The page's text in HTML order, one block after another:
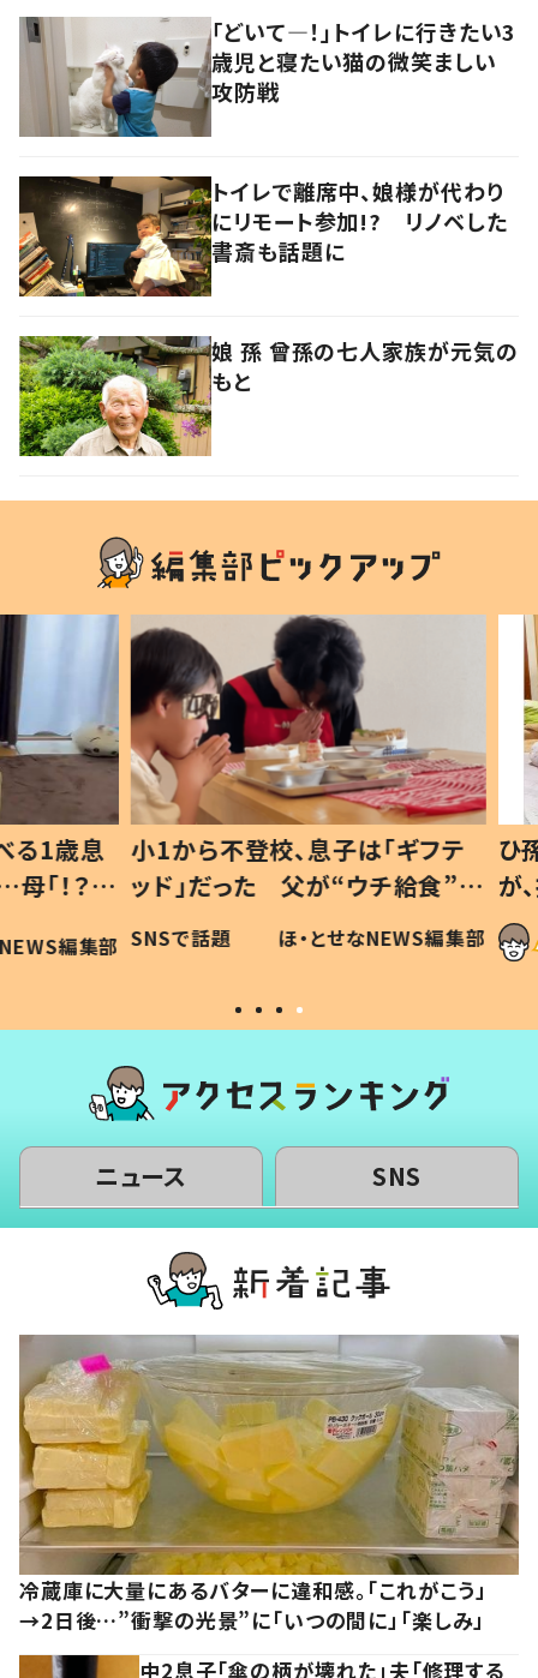
「どいて―！」トイレに行きたい3
歳児と寝たい猫の微笑ましい
攻防戦
トイレで離席中、娘様が代わり
にリモート参加!? リノベした
書斎も話題に
娘 孫 曾孫の七人家族が元気の
もと
歳息
？」
編集部
小1から不登校、息子は「ギフテ
ッド」だった 父が“ウチ給食”を
作り続ける理由とは #令和の親
#令和の子
SNSで話題 ほ・とせなNEWS編集部
ひ孫
が、
「涙
い」
ニュース SNS
冷蔵庫に大量にあるバターに違和感。「これがこう」
→2日後…”衝撃の光景”に「いつの間に」「楽しみ」
中2息子「傘の柄が壊れた」夫「修理する